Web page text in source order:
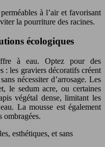
à l’air et favorisant
la pourriture des racines.
écologiques
à eau. Optez pour des
: les graviers décoratifs créent
nécessiter d’arrosage. Les
le sedum acre, ou certaines
végétal dense, limitant les
La mousse est également
ombragées.
esthétiques, et sans